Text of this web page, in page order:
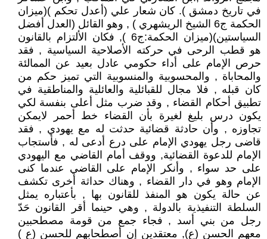
في تاريخ دمشق ). كان شعار علي (أعدل تحكم )(ميزان
الحكمة ج6 الشيخ الريشهري ) , وهو القائل (العدل أفضل
السياستين)(ميزان الحكمة:ج6 ), فكان الألتزام بالقانون
هو قطب الرحى في حركته الأصلاحية السياسية , فقد
حرص الإمام على أداء حكومي عادل بعيد عن الممالئة
والمحاباة , والمحسوبية والمنسوبية التي تميز حكم من
كان قبله , فلا مجال للقبائلية والعائلية والمناطقية في
تطبيق أحكام القضاء , وقد ضرب مثل أعلى بنفسة لكي
يكون درس بليغ لغيرة بأن القضاء خط أحمر لايمكن
تجاوزه , وأن حادثة قضائية حدثت له مع يهودي , فقد
قاضى رجل يهودي الإمام على درع أدعى له , فأستجاب
الإمام للدعوة القضائية, ووقف أمام القاضي مع اليهودي
على حد سواء , وأنكر الإمام على القاضي عندما كنى
الإمام وهو في دار القضاء , وهناك حداثة أخرى تكشف
عن حالة يكون هو المنفذ للقانون بها , بأعتباره يمثل
السلطة التنفيذية بالدولة , وهي حينما أقر القانون حَدّ
رجل من بني أسد , فجاء جمع من قومة مصطحبين
معهم الحسن (ع), معتقدين إن أصطحابهم للحسن (ع )